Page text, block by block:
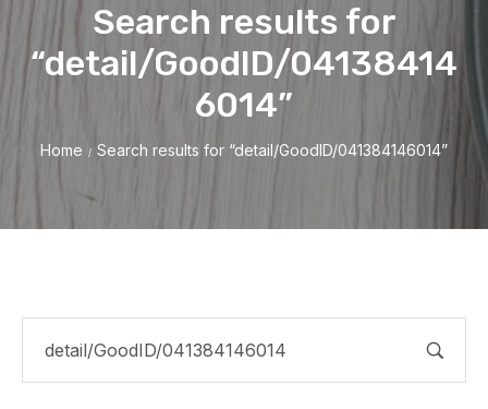
Search results for
“detail/GoodID/04138414
6014”
Home / Search results for “detail/GoodID/041384146014”